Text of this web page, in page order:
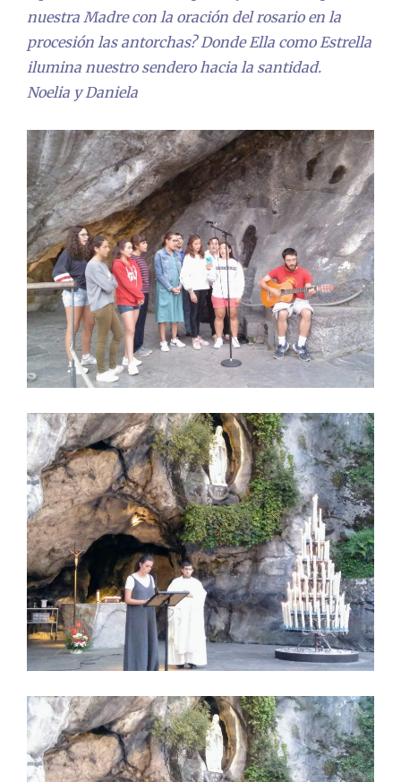
nuestra Madre con la oración del rosario en la
procesión las antorchas? Donde Ella como Estrella
ilumina nuestro sendero hacia la santidad.
Noelia y Daniela